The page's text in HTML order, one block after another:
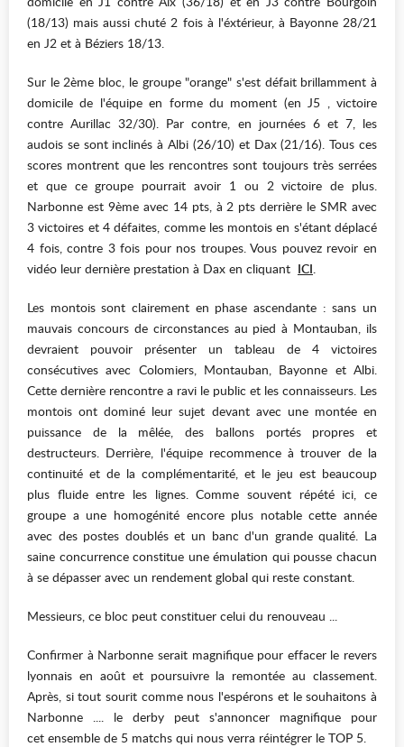
(18/13) mais aussi chuté 2 fois à l'éxtérieur, à Bayonne 28/21
en J2 et à Béziers 18/13.
Sur le 2ème bloc, le groupe "orange" s'est défait brillamment à
domicile de l'équipe en forme du moment (en J5 , victoire
contre Aurillac 32/30). Par contre, en journées 6 et 7, les
audois se sont inclinés à Albi (26/10) et Dax (21/16). Tous ces
scores montrent que les rencontres sont toujours très serrées
et que ce groupe pourrait avoir 1 ou 2 victoire de plus.
Narbonne est 9ème avec 14 pts, à 2 pts derrière le SMR avec
3 victoires et 4 défaites, comme les montois en s'étant déplacé
4 fois, contre 3 fois pour nos troupes. Vous pouvez revoir en
vidéo leur dernière prestation à Dax en cliquant ICI.
Les montois sont clairement en phase ascendante : sans un
mauvais concours de circonstances au pied à Montauban, ils
devraient pouvoir présenter un tableau de 4 victoires
consécutives avec Colomiers, Montauban, Bayonne et Albi.
Cette dernière rencontre a ravi le public et les connaisseurs. Les
montois ont dominé leur sujet devant avec une montée en
puissance de la mêlée, des ballons portés propres et
destructeurs. Derrière, l'équipe recommence à trouver de la
continuité et de la complémentarité, et le jeu est beaucoup
plus fluide entre les lignes. Comme souvent répété ici, ce
groupe a une homogénité encore plus notable cette année
avec des postes doublés et un banc d'un grande qualité. La
saine concurrence constitue une émulation qui pousse chacun
à se dépasser avec un rendement global qui reste constant.
Messieurs, ce bloc peut constituer celui du renouveau ...
Confirmer à Narbonne serait magnifique pour effacer le revers
lyonnais en août et poursuivre la remontée au classement.
Après, si tout sourit comme nous l'espérons et le souhaitons à
Narbonne .... le derby peut s'annoncer magnifique pour
cet ensemble de 5 matchs qui nous verra réintégrer le TOP 5.